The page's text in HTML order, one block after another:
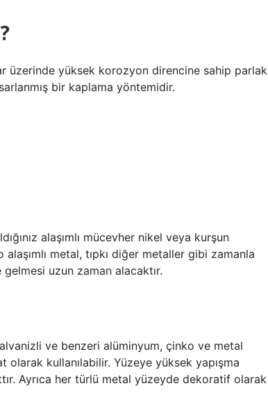
üzerinde yüksek korozyon direncine sahip parlak
bir kaplama yöntemidir.
alaşımlı mücevher nikel veya kurşun
metal, tıpkı diğer metaller gibi zamanla
uzun zaman alacaktır.
ve benzeri alüminyum, çinko ve metal
kullanılabilir. Yüzeye yüksek yapışma
Ayrıca her türlü metal yüzeyde dekoratif olarak